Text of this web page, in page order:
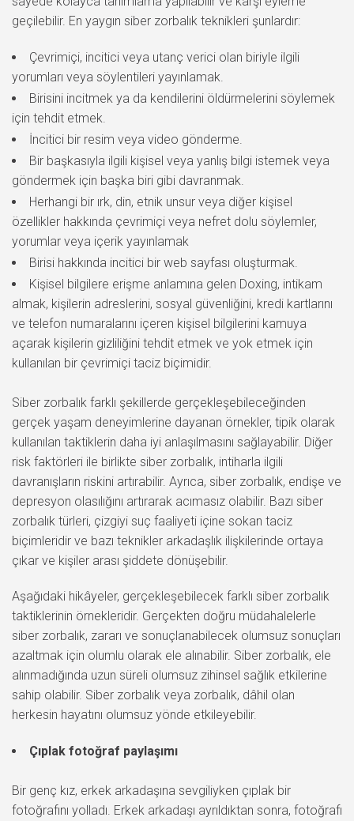
geçilebilir. En yaygın siber zorbalık teknikleri şunlardır:
Çevrimiçi, incitici veya utanç verici olan biriyle ilgili
yorumları veya söylentileri yayınlamak.
Birisini incitmek ya da kendilerini öldürmelerini söylemek
için tehdit etmek.
İncitici bir resim veya video gönderme.
Bir başkasıyla ilgili kişisel veya yanlış bilgi istemek veya
göndermek için başka biri gibi davranmak.
Herhangi bir ırk, din, etnik unsur veya diğer kişisel
özellikler hakkında çevrimiçi veya nefret dolu söylemler,
yorumlar veya içerik yayınlamak
Birisi hakkında incitici bir web sayfası oluşturmak.
Kişisel bilgilere erişme anlamına gelen Doxing, intikam
almak, kişilerin adreslerini, sosyal güvenliğini, kredi kartlarını
ve telefon numaralarını içeren kişisel bilgilerini kamuya
açarak kişilerin gizliliğini tehdit etmek ve yok etmek için
kullanılan bir çevrimiçi taciz biçimidir.
Siber zorbalık farklı şekillerde gerçekleşebileceğinden
gerçek yaşam deneyimlerine dayanan örnekler, tipik olarak
kullanılan taktiklerin daha iyi anlaşılmasını sağlayabilir. Diğer
risk faktörleri ile birlikte siber zorbalık, intiharla ilgili
davranışların riskini artırabilir. Ayrıca, siber zorbalık, endişe ve
depresyon olasılığını artırarak acımasız olabilir. Bazı siber
zorbalık türleri, çizgiyi suç faaliyeti içine sokan taciz
biçimleridir ve bazı teknikler arkadaşlık ilişkilerinde ortaya
çıkar ve kişiler arası şiddete dönüşebilir.
Aşağıdaki hikâyeler, gerçekleşebilecek farklı siber zorbalık
taktiklerinin örnekleridir. Gerçekten doğru müdahalelerle
siber zorbalık, zararı ve sonuçlanabilecek olumsuz sonuçları
azaltmak için olumlu olarak ele alınabilir. Siber zorbalık, ele
alınmadığında uzun süreli olumsuz zihinsel sağlık etkilerine
sahip olabilir. Siber zorbalık veya zorbalık, dâhil olan
herkesin hayatını olumsuz yönde etkileyebilir.
Çıplak fotoğraf paylaşımı
Bir genç kız, erkek arkadaşına sevgiliyken çıplak bir
fotoğrafını yolladı. Erkek arkadaşı ayrıldıktan sonra, fotoğrafı